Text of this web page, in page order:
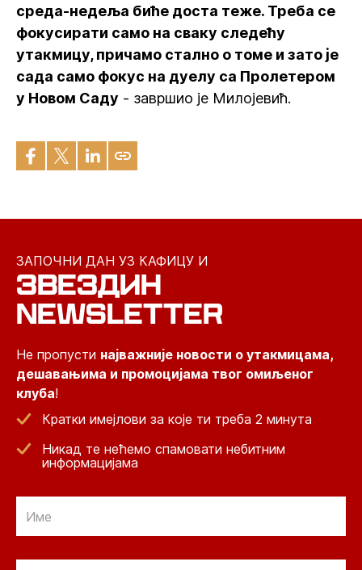
среда-недеља биће доста теже. Треба се
фокусирати само на сваку следећу
утакмицу, причамо стално о томе и зато је
сада само фокус на дуелу са Пролетером
у Новом Саду - завршио је Милојевић.
ЗАПОЧНИ ДАН УЗ КАФИЦУ И
ЗВЕЗДИН
NEWSLETTER
Не пропусти најважније новости о утакмицама,
дешавањима и промоцијама твог омиљеног
клуба!
Кратки имејлови за које ти треба 2 минута
Никад те нећемо спамовати небитним
информацијама